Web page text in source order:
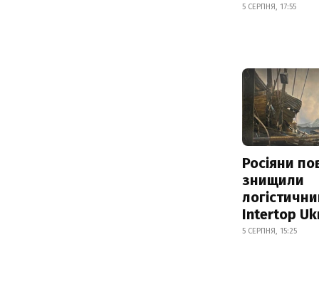
5 СЕРПНЯ, 17:55
Росіяни
знищили
Intertop
5 СЕРПНЯ, 15:25